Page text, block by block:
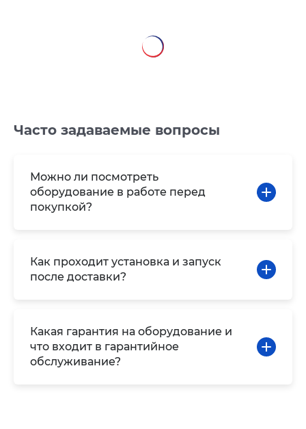
Часто задаваемые вопросы
Можно ли посмотреть
оборудование в работе перед
покупкой?
Как проходит установка и запуск
после доставки?
Какая гарантия на оборудование и
что входит в гарантийное
обслуживание?